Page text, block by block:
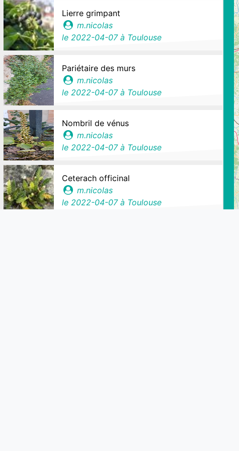
Lierre grimpant
m.nicolas
le 2022-04-07à Toulouse
Pariétaire des murs
m.nicolas
le 2022-04-07à Toulouse
Nombril de vénus
m.nicolas
le 2022-04-07à Toulouse
Ceterach officinal
m.nicolas
le 2022-04-07à Toulouse